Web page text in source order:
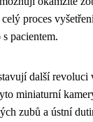
proces
pacientem.
další revoluci
miniaturní
zubů a ústní